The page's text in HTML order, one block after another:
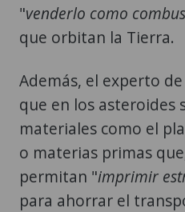
"venderlo como
que orbitan la Tierra.
Además, el experto
que en los asteroides
materiales como el
o materias primas
permitan "imprimir
para ahorrar el